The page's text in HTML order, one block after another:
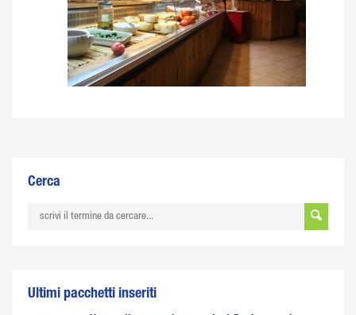
Cerca
Ultimi pacchetti inseriti